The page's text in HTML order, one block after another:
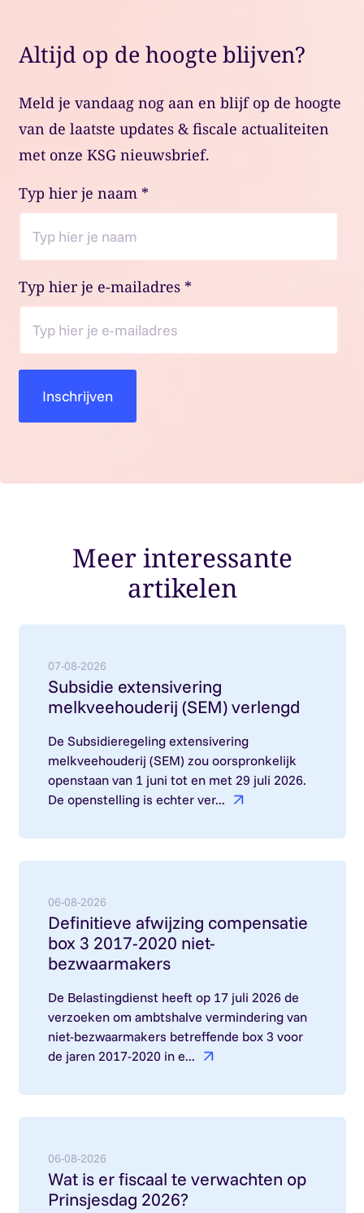
Altijd op de hoogte blijven?
Meld je vandaag nog aan en blijf op de hoogte
van de laatste updates & fiscale actualiteiten
met onze KSG nieuwsbrief.
Typ hier je naam *
Typ hier je e-mailadres *
Meer interessante
artikelen
Lees meer over: Subsidie extensivering
07-08-2026
Subsidie extensivering
melkveehouderij (SEM) verlengd
De Subsidieregeling extensivering
melkveehouderij (SEM) zou oorspronkelijk
openstaan van 1 juni tot en met 29 juli 2026.
De openstelling is echter ver...
Lees meer over: Definitieve afwijzing
06-08-2026
Definitieve afwijzing compensatie
box 3 2017-2020 niet-
bezwaarmakers
De Belastingdienst heeft op 17 juli 2026 de
verzoeken om ambtshalve vermindering van
niet-bezwaarmakers betreffende box 3 voor
de jaren 2017-2020 in e...
Lees meer over: Wat is er fiscaal te verwachten
06-08-2026
Wat is er fiscaal te verwachten op
Prinsjesdag 2026?